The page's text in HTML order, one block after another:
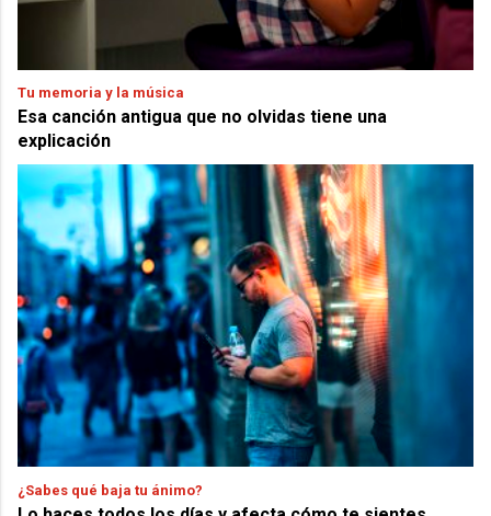
Tu memoria y la música
Esa canción antigua que no olvidas tiene una
explicación
¿Sabes qué baja tu ánimo?